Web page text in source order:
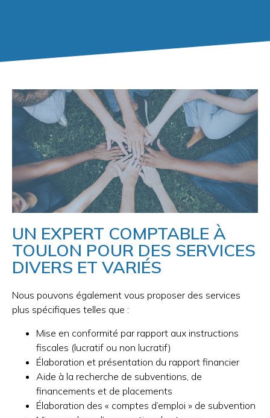
UN EXPERT COMPTABLE À
TOULON POUR DES SERVICES
DIVERS ET VARIÉS
Nous pouvons également vous proposer des services
plus spécifiques telles que :
Mise en conformité par rapport aux instructions
fiscales (lucratif ou non lucratif)
Élaboration et présentation du rapport financier
Aide à la recherche de subventions, de
financements et de placements
Élaboration des « comptes d’emploi » de subvention